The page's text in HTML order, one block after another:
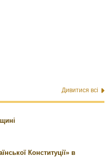
Дивитися всі
Конституції» в